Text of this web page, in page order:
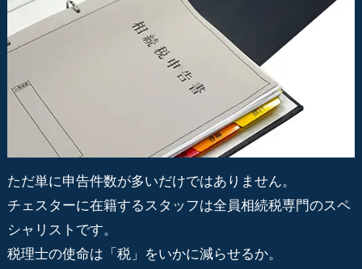
ただ単に申告件数が多いだけではありません。
チェスターに在籍するスタッフは全員相続税専門のスペ
シャリストです。
税理士の使命は「税」をいかに減らせるか。